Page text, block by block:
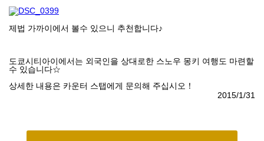
제법 가까이에서 볼수 있으니 추천합니다♪
도쿄시티아이에서는 외국인을 상대로한 스노우 몽키 여행도 마련할
수 있습니다☆
상세한 내용은 카운터 스탭에게 문의해 주십시오！
2015/1/31